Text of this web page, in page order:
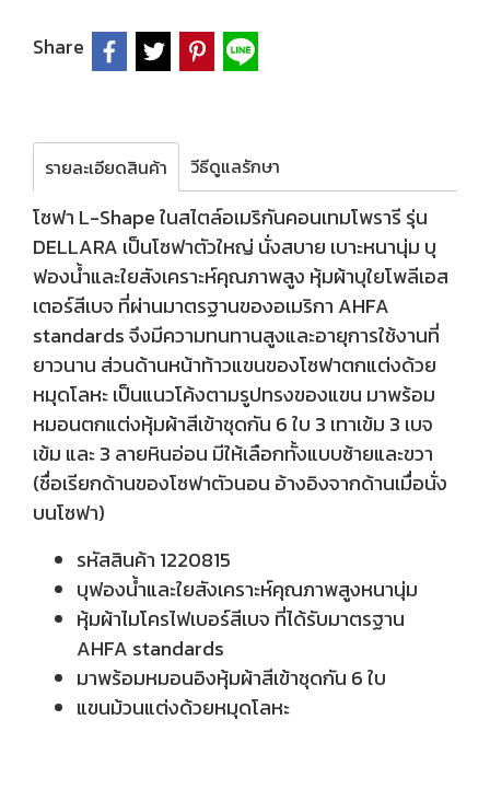
Share
รายละเอียดสินค้า วีธีดูแลรักษา
โซฟา L-Shape ในสไตล์อเมริกันคอนเทมโพรารี รุ่น
DELLARA เป็นโซฟาตัวใหญ่ นั่งสบาย เบาะหนานุ่ม บุ
ฟองน้ำและใยสังเคราะห์คุณภาพสูง หุ้มผ้าบุใยโพลีเอส
เตอร์สีเบจ ที่ผ่านมาตรฐานของอเมริกา AHFA
standards จึงมีความทนทานสูงและอายุการใช้งานที่
ยาวนาน ส่วนด้านหน้าท้าวแขนของโซฟาตกแต่งด้วย
หมุดโลหะ เป็นแนวโค้งตามรูปทรงของแขน มาพร้อม
หมอนตกแต่งหุ้มผ้าสีเข้าชุดกัน 6 ใบ 3 เทาเข้ม 3 เบจ
เข้ม และ 3 ลายหินอ่อน มีให้เลือกทั้งแบบซ้ายและขวา
(ชื่อเรียกด้านของโซฟาตัวนอน อ้างอิงจากด้านเมื่อนั่ง
บนโซฟา)
รหัสสินค้า 1220815
บุฟองน้ำและใยสังเคราะห์คุณภาพสูงหนานุ่ม
หุ้มผ้าไมโครไฟเบอร์สีเบจ ที่ได้รับมาตรฐาน
AHFA standards
มาพร้อมหมอนอิงหุ้มผ้าสีเข้าชุดกัน 6 ใบ
แขนม้วนแต่งด้วยหมุดโลหะ